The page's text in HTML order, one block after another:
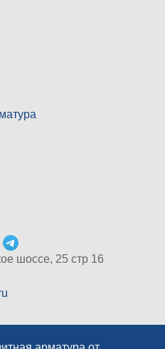
шоссе, 25 стр 16